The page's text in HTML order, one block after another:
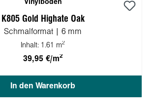
Vinylboden
K805 Gold Highate Oak
Schmalformat | 6 mm
Inhalt: 1.61 m2
39,95 €/m2
In den Warenkorb